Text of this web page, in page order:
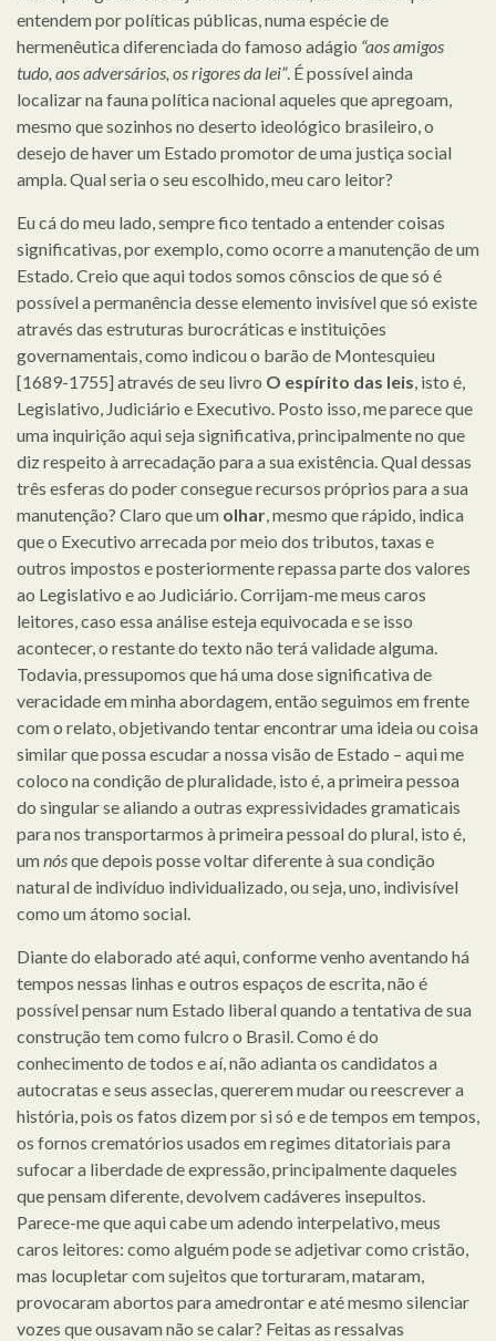
entendem por políticas públicas, numa espécie de
hermenêutica diferenciada do famoso adágio “aos amigos
tudo, aos adversários, os rigores da lei”. É possível ainda
localizar na fauna política nacional aqueles que apregoam,
mesmo que sozinhos no deserto ideológico brasileiro, o
desejo de haver um Estado promotor de uma justiça social
ampla. Qual seria o seu escolhido, meu caro leitor?
Eu cá do meu lado, sempre fico tentado a entender coisas
significativas, por exemplo, como ocorre a manutenção de um
Estado. Creio que aqui todos somos cônscios de que só é
possível a permanência desse elemento invisível que só existe
através das estruturas burocráticas e instituições
governamentais, como indicou o barão de Montesquieu
[1689-1755] através de seu livro O espírito das leis , isto é,
Legislativo, Judiciário e Executivo. Posto isso, me parece que
uma inquirição aqui seja significativa, principalmente no que
diz respeito à arrecadação para a sua existência. Qual dessas
três esferas do poder consegue recursos próprios para a sua
manutenção? Claro que um olhar , mesmo que rápido, indica
que o Executivo arrecada por meio dos tributos, taxas e
outros impostos e posteriormente repassa parte dos valores
ao Legislativo e ao Judiciário. Corrijam-me meus caros
leitores, caso essa análise esteja equivocada e se isso
acontecer, o restante do texto não terá validade alguma.
Todavia, pressupomos que há uma dose significativa de
veracidade em minha abordagem, então seguimos em frente
com o relato, objetivando tentar encontrar uma ideia ou coisa
similar que possa escudar a nossa visão de Estado – aqui me
coloco na condição de pluralidade, isto é, a primeira pessoa
do singular se aliando a outras expressividades gramaticais
para nos transportarmos à primeira pessoal do plural, isto é,
um nósque depois posse voltar diferente à sua condição
natural de indivíduo individualizado, ou seja, uno, indivisível
como um átomo social.
Diante do elaborado até aqui, conforme venho aventando há
tempos nessas linhas e outros espaços de escrita, não é
possível pensar num Estado liberal quando a tentativa de sua
construção tem como fulcro o Brasil. Como é do
conhecimento de todos e aí, não adianta os candidatos a
autocratas e seus asseclas, quererem mudar ou reescrever a
história, pois os fatos dizem por si só e de tempos em tempos,
os fornos crematórios usados em regimes ditatoriais para
sufocar a liberdade de expressão, principalmente daqueles
que pensam diferente, devolvem cadáveres insepultos.
Parece-me que aqui cabe um adendo interpelativo, meus
caros leitores: como alguém pode se adjetivar como cristão,
mas locupletar com sujeitos que torturaram, mataram,
provocaram abortos para amedrontar e até mesmo silenciar
vozes que ousavam não se calar? Feitas as ressalvas